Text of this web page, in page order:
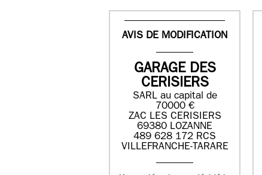
AVIS DE MODIFICATION
GARAGE DES
CERISIERS
SARL au capital de
70000 €
ZAC LES CERISIERS
69380 LOZANNE
489 628 172 RCS
VILLEFRANCHE-TARARE